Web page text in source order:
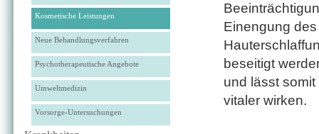
Kosmetische Leistungen
Neue Behandlungsverfahren
Psychotherapeutische Angebote
Umweltmedizin
Vorsorge-Untersuchungen
Einengung
beseitigt
und lässt
vitaler wirken.